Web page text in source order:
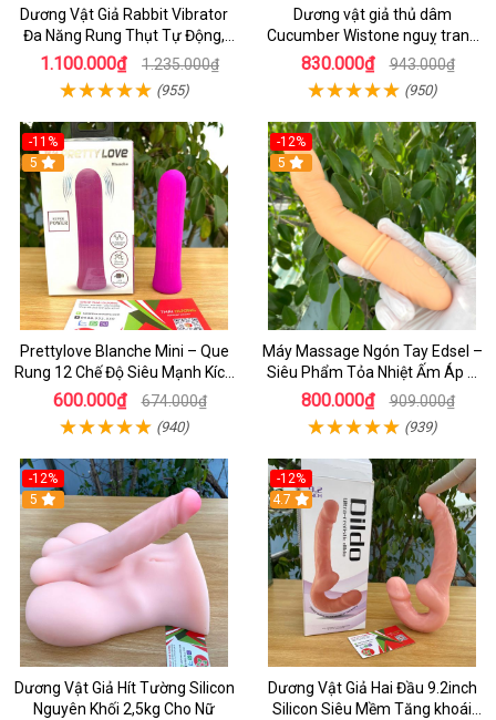
Dương Vật Giả Rabbit Vibrator
Đa Năng Rung Thụt Tự Động,
Phát Nhiệt Ấm Nóng Kích Thích
1.100.000₫ 1.235.000₫
(955)
Dương vật giả thủ dâm
Cucumber Wistone nguỵ trang
hình quả dưa Leo
830.000₫ 943.000₫
(950)
-11%
5
Prettylove Blanche Mini – Que
Rung 12 Chế Độ Siêu Mạnh Kích
Thích Điểm G Đê Mê
600.000₫ 674.000₫
(940)
-12%
5
Máy Massage Ngón Tay Edsel –
Siêu Phẩm Tỏa Nhiệt Ấm Áp &
Rung Móc Thăng Hoa
800.000₫ 909.000₫
(939)
-12%
5
Dương Vật Giả Hít Tường Silicon
Nguyên Khối 2,5kg Cho Nữ
-12%
4.7
Dương Vật Giả Hai Đầu 9.2inch
Silicon Siêu Mềm Tăng khoái